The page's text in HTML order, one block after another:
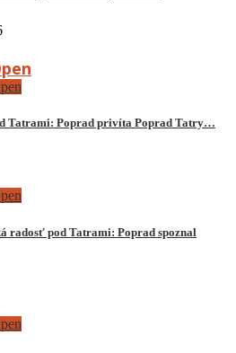
Tatrami: Poprad privíta Poprad Tatry…
radosť pod Tatrami: Poprad spoznal